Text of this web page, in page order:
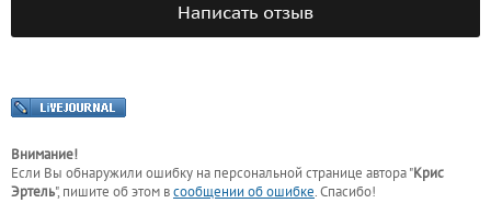
Написать отзыв
Внимание!
Если Вы обнаружили ошибку на персональной странице автора "Крис
Эртель", пишите об этом всообщении об ошибке. Спасибо!